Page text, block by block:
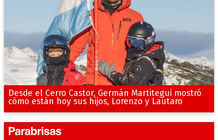
Desde el Cerro Castor, Germán Martitegui mostró
cómo están hoy sus hijos, Lorenzo y Lautaro